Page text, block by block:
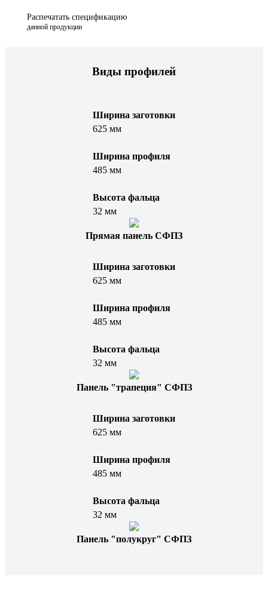
Распечатать спецификацию
данной продукции
Виды профилей
Ширина заготовки
625 мм
Ширина профиля
485 мм
Высота фальца
32 мм
Прямая панель СФПЗ
Ширина заготовки
625 мм
Ширина профиля
485 мм
Высота фальца
32 мм
Панель "трапеция" СФПЗ
Ширина заготовки
625 мм
Ширина профиля
485 мм
Высота фальца
32 мм
Панель "полукруг" СФПЗ